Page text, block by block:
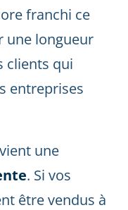
franchi ce
une longueur
clients qui
entreprises
une
. Si vos
être vendus à